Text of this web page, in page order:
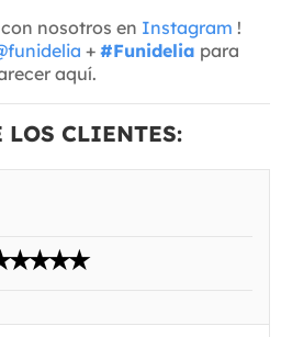
nosotros en Instagram !
+ #Funidelia para
aquí.
CLIENTES: